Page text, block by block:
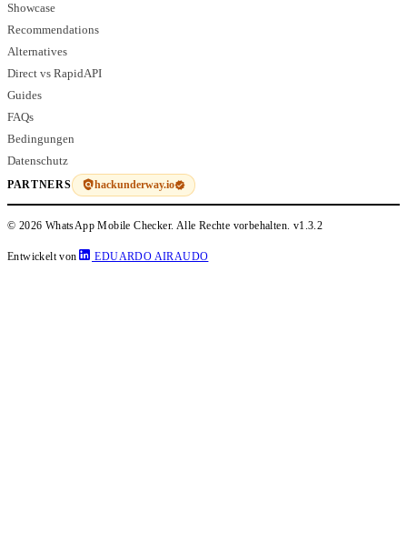
Showcase
Recommendations
Alternatives
Direct vs RapidAPI
Guides
FAQs
Bedingungen
Datenschutz
PARTNERS hackunderway.io
© 2026 WhatsApp Mobile Checker. Alle Rechte vorbehalten. v1.3.2
Entwickelt von EDUARDO AIRAUDO